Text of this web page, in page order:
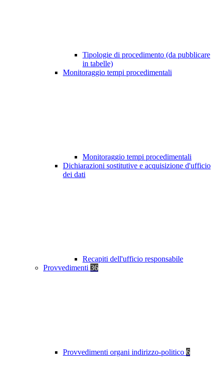
Tipologie di procedimento (da pubblicare
in tabelle)
Monitoraggio tempi procedimentali
Monitoraggio tempi procedimentali
Dichiarazioni sostitutive e acquisizione d'ufficio
dei dati
Recapiti dell'ufficio responsabile
Provvedimenti 36
Provvedimenti organi indirizzo-politico 6